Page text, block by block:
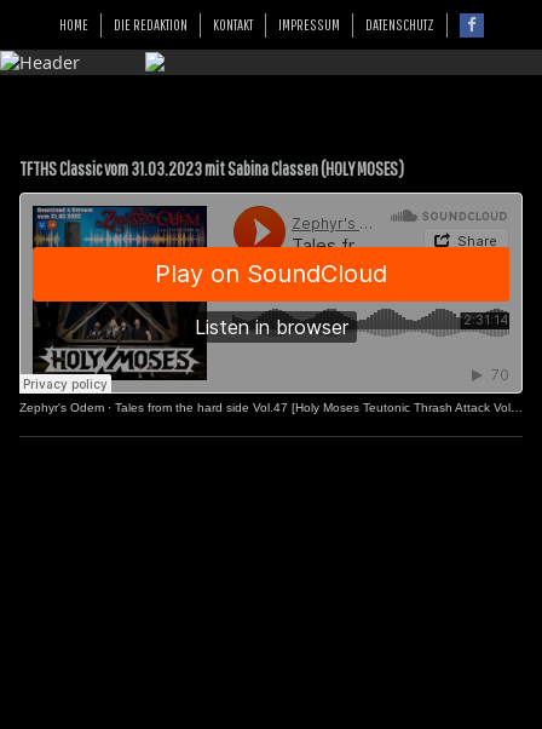
HOME DIE REDAKTION KONTAKT IMPRESSUM DATENSCHUTZ
TFTHS Classic vom 31.03.2023 mit Sabina Classen (HOLY MOSES)
Zephyr's Odem · Tales from the hard side Vol.47 [Holy Moses Teutonic Thrash Attack Vol.2]